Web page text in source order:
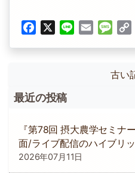
Facebook Line Email
古い
最近の投稿
『第78回 摂大農学セミナ
面/ライブ配信のハイブリ
2026年07月11日